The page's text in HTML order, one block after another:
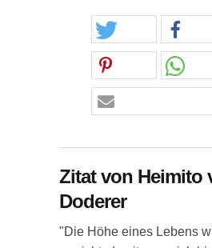
Zitat von Heimito
Doderer
"Die Höhe eines Lebens